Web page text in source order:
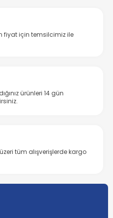
fiyat için temsilcimiz ile
ürünleri 14 gün
tüm alışverişlerde kargo